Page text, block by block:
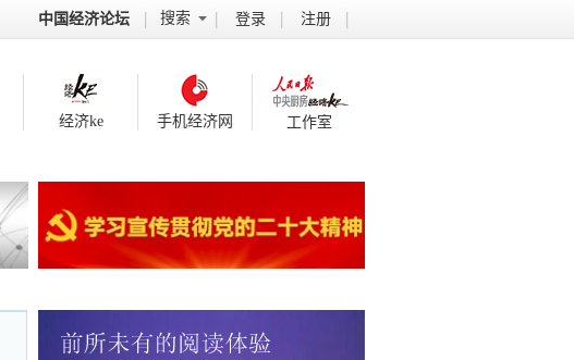
中国经济论坛 搜索 登录 注册
经济ke 手机经济网 工作室